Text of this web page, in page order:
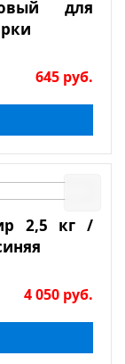
для
645 руб.
2,5 кг /
4 050 руб.